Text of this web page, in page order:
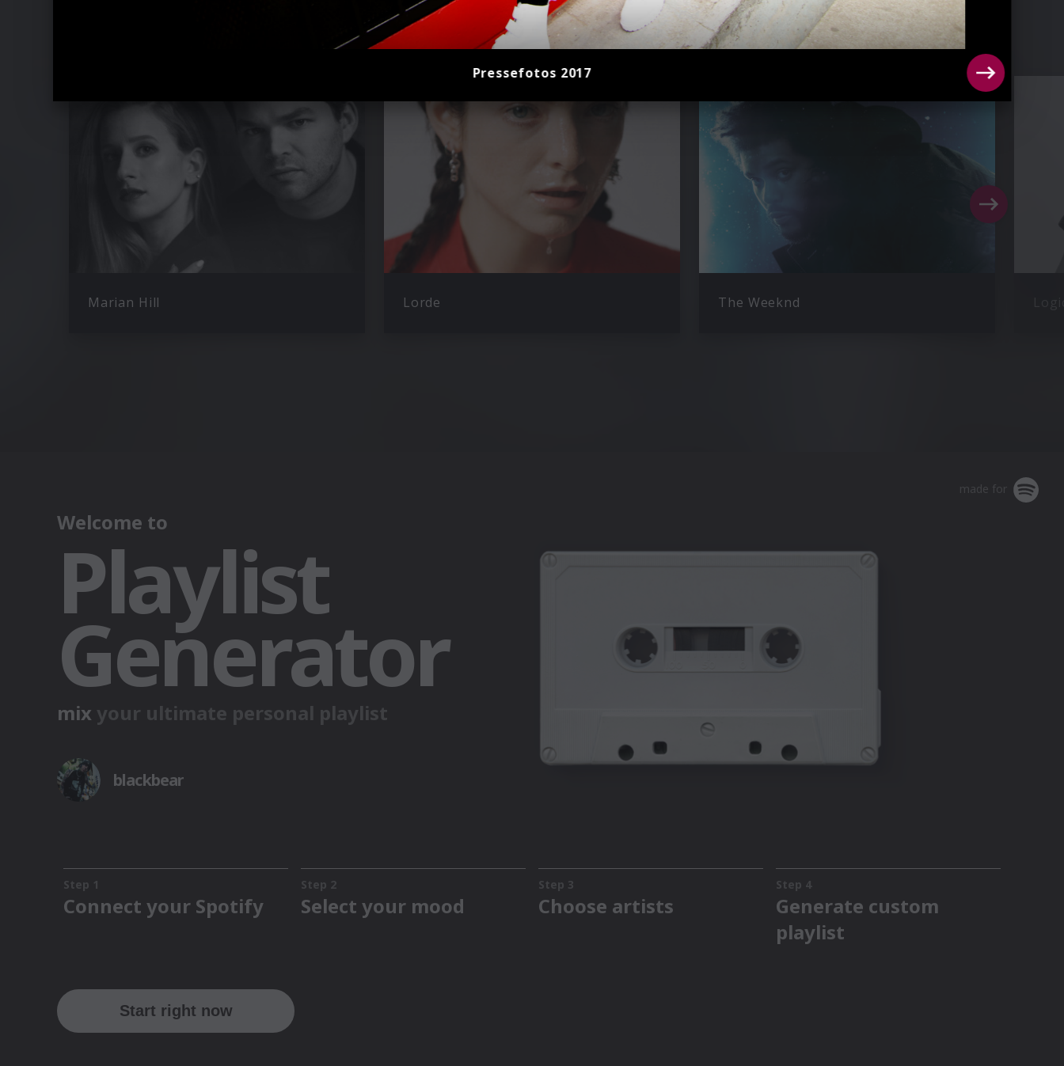
Marian Hill Lorde The Weeknd
Pressefotos 2017